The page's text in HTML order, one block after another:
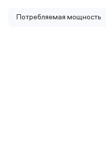
Потребляемая мощность